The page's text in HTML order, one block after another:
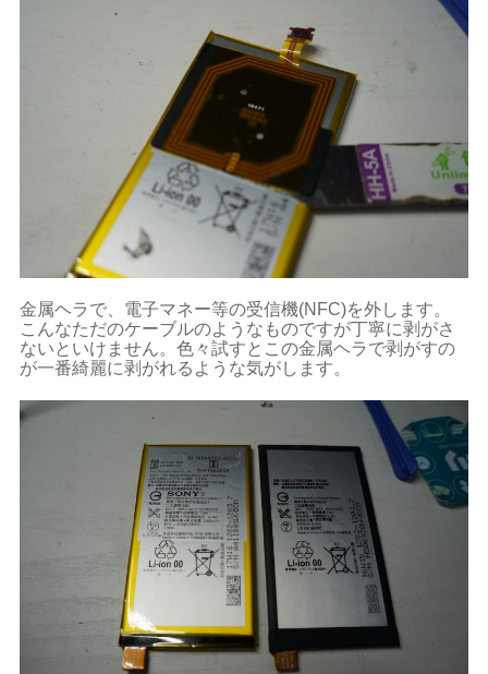
金属ヘラで、電子マネー等の受信機(NFC)を外します。
こんなただのケーブルのようなものですが丁寧に剥がさ
ないといけません。色々試すとこの金属ヘラで剥がすの
が一番綺麗に剥がれるような気がします。